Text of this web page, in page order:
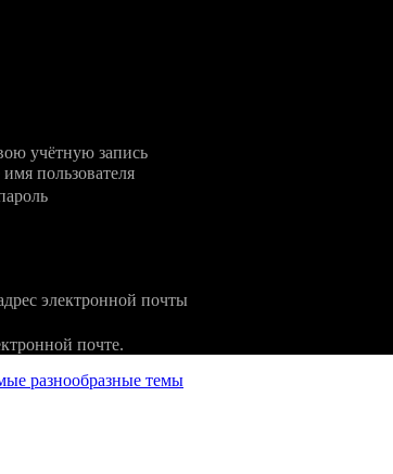
учётную запись
пользователя
электронной почты
почте.
разнообразные темы